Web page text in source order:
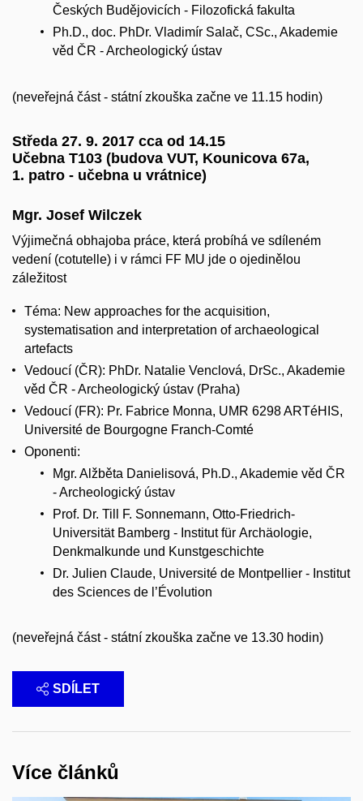
Českých Budějovicích - Filozofická fakulta
Ph.D., doc. PhDr. Vladimír Salač, CSc., Akademie
věd ČR - Archeologický ústav
(neveřejná část - státní zkouška začne ve 11.15 hodin)
Středa 27. 9. 2017 cca od 14.15
Učebna T103 (budova VUT, Kounicova 67a,
1. patro - učebna u vrátnice)
Mgr. Josef Wilczek
Výjimečná obhajoba práce, která probíhá ve sdíleném
vedení (cotutelle) i v rámci FF MU jde o ojedinělou
záležitost
Téma: New approaches for the acquisition,
systematisation and interpretation of archaeological
artefacts
Vedoucí (ČR): PhDr. Natalie Venclová, DrSc., Akademie
věd ČR - Archeologický ústav (Praha)
Vedoucí (FR): Pr. Fabrice Monna, UMR 6298 ARTéHIS,
Université de Bourgogne Franch-Comté
Oponenti:
Mgr. Alžběta Danielisová, Ph.D., Akademie věd ČR
- Archeologický ústav
Prof. Dr. Till F. Sonnemann, Otto-Friedrich-
Universität Bamberg - Institut für Archäologie,
Denkmalkunde und Kunstgeschichte
Dr. Julien Claude, Université de Montpellier - Institut
des Sciences de l’Évolution
(neveřejná část - státní zkouška začne ve 13.30 hodin)
SDÍLET
Více článků